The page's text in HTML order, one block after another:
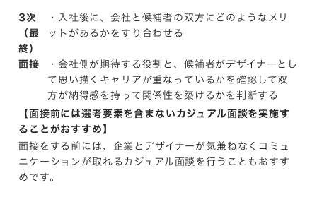
3次
（最
終）
面接
・入社後に、会社と候補者の双方にどのようなメリ
ットがあるかをすり合わせる
・会社側が期待する役割と、候補者がデザイナーとし
て思い描くキャリアが重なっているかを確認して双
方が納得感を持って関係性を築けるかを判断する
【面接前には選考要素を含まないカジュアル面談を実施す
ることがおすすめ】
面接をする前には、企業とデザイナーが気兼ねなくコミュ
ニケーションが取れるカジュアル面談を行うこともおすす
めです。